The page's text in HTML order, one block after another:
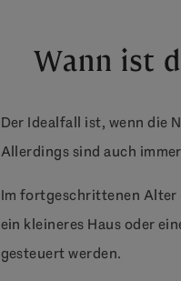
Wann ist
Der Idealfall ist, wenn die
Allerdings sind auch
Im fortgeschrittenen Alter
ein kleineres Haus oder
gesteuert werden.